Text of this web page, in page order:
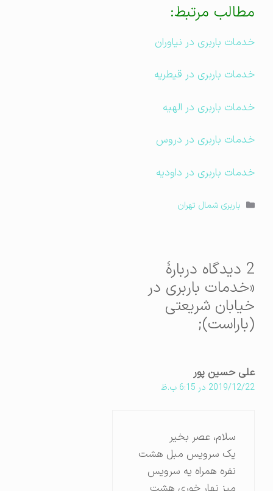
مطالب مرتبط:
خدمات باربری در نیاوران
خدمات باربری در قیطریه
خدمات باربری در الهیه
خدمات باربری در دروس
خدمات باربری در داودیه
دسته‌ها
باربری شمال تهران
2 دیدگاه دربارهٔ
«خدمات باربری در
خیابان شریعتی
(باراست);
علی حسین پور
2019/12/22 در 6:15 ب.ظ
سلام، عصر بخیر
یک سرویس مبل هشت
نفره همراه یه سرویس